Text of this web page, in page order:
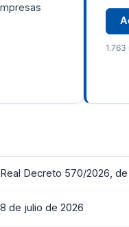
1.763
Real Decreto 570/2026,
8 de julio de 2026